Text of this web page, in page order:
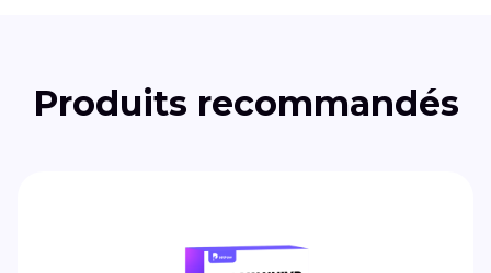
Produits recommandés